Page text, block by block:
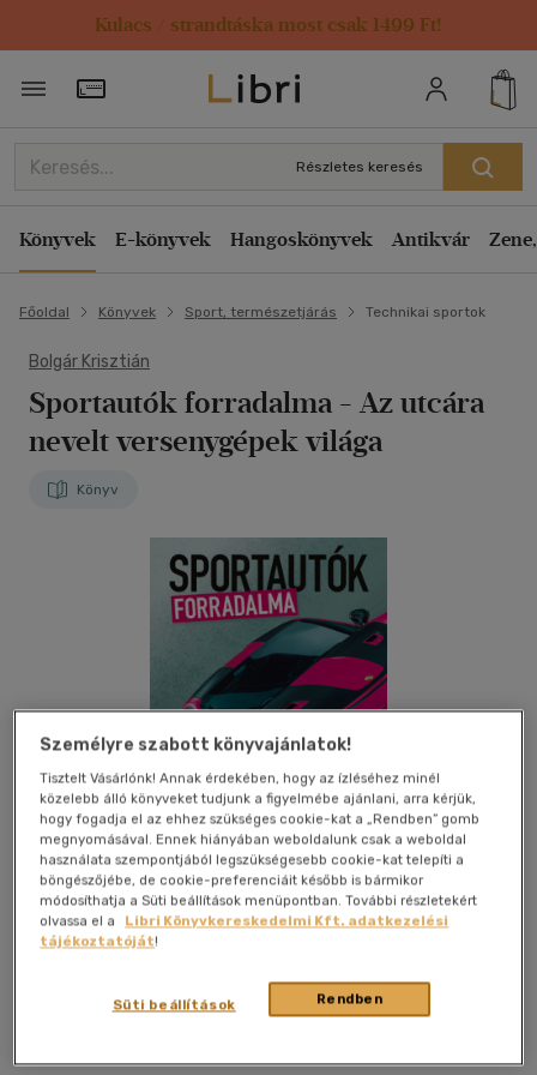
Kulacs / strandtáska most csak 1499 Ft!
Törzsvásárlói Kártya adatai
Részletes keresés
Könyvek E-könyvek Hangoskönyvek Antikvár
Főoldal Könyvek Sport, természetjárás Technikai sportok
Bolgár Krisztián
Sportautók forradalma - Az utcára
nevelt versenygépek világa
Könyv
Kívánságlistához adom
oldal
Személyre szabott könyvajánlatok!
Tisztelt Vásárlónk! Annak érdekében, hogy az ízléséhez minél
közelebb álló könyveket tudjunk a figyelmébe ajánlani, arra kérjük,
hogy fogadja el az ehhez szükséges cookie-kat a „Rendben” gomb
megnyomásával. Ennek hiányában weboldalunk csak a weboldal
használata szempontjából legszükségesebb cookie-kat telepíti a
böngészőjébe, de cookie-preferenciáit később is bármikor
módosíthatja a Süti beállítások menüpontban. További részletekért
olvassa el a
Libri Könyvkereskedelmi Kft. adatkezelési
tájékoztatóját!
Rendben
Süti beállítások